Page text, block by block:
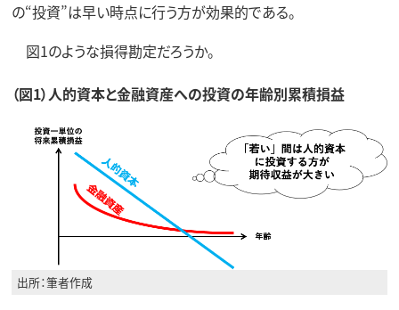
の“投資”は早い時点に行う方が効果的である。
図1のような損得勘定だろうか。
（図1）人的資本と金融資産への投資の年齢別累積損益
出所：筆者作成